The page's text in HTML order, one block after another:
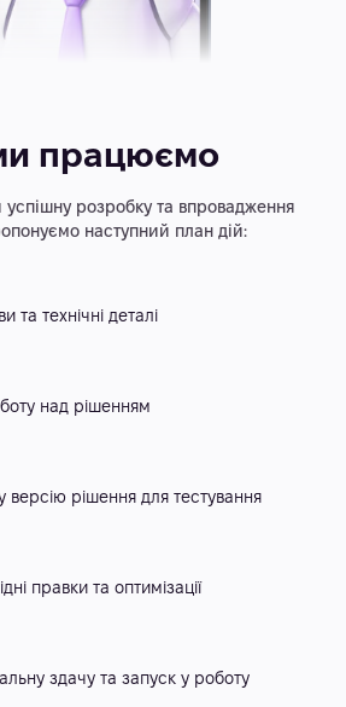
працюємо
розробку та впровадження
наступний план дій: